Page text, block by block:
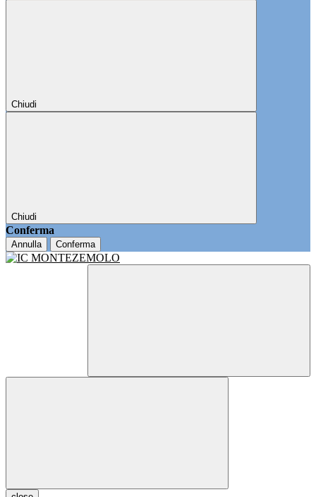
Chiudi
Chiudi
Conferma
Annulla Conferma